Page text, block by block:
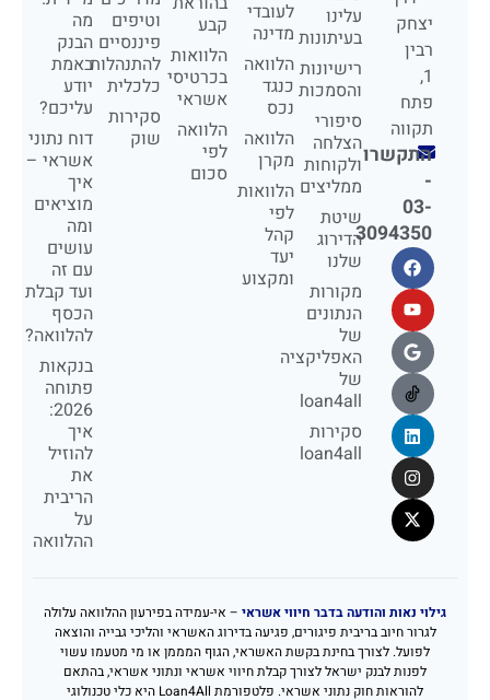
יצחק
רבין
1,
פתח
תקווה
התקשרו
-
03-
3094350
עלינו
בעיתונות
רישיונות
והסמכות
סיפורי
הצלחה
ולקוחות
ממליצים
שיטת
הדירוג
שלנו
מקורות
הנתונים
של
האפליקציה
של
loan4all
סקירות
loan4all
לעובדי
מדינה
הלוואה
כנגד
נכס
הלוואה
מקרן
הלוואות
לפי
קהל
יעד
ומקצוע
קבע
הלוואות
בכרטיסי
אשראי
הלוואה
לפי
סכום
וטיפים
פיננסיים
להתנהלות
כלכלית
סקירות
שוק
מה
הבנק
באמת
יודע
עליכם?
דוח נתוני
אשראי –
איך
מוציאים
ומה
עושים
עם זה
ועד קבלת
הכסף
להלוואה?
בנקאות
פתוחה
2026:
איך
להוזיל
את
הריבית
על
ההלוואה
גילוי נאות והודעה בדבר חיווי אשראי – אי-עמידה בפירעון ההלוואה עלולה
לגרור חיוב בריבית פיגורים, פגיעה בדירוג האשראי והליכי גבייה והוצאה
לפועל. לצורך בחינת בקשת האשראי, הגוף המממן או מי מטעמו עשוי
לפנות לבנק ישראל לצורך קבלת חיווי אשראי ונתוני אשראי, בהתאם
להוראות חוק נתוני אשראי. פלטפורמת Loan4All היא כלי טכנולוגי